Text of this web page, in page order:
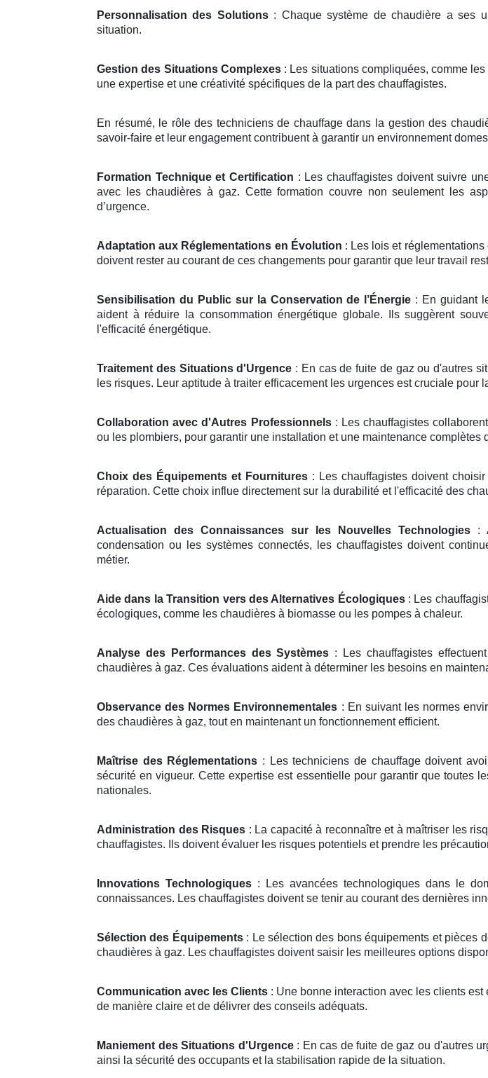
Personnalisation des Solutions: Chaque système de chaudière a ses
situation.
Gestion des Situations Complexes: Les situations compliquées, comme
une expertise et une créativité spécifiques de la part des chauffagistes.
En résumé, le rôle des techniciens de chauffage dans la gestion des
savoir-faire et leur engagement contribuent à garantir un environnement
Formation Technique et Certification : Les chauffagistes doivent suivre
avec les chaudières à gaz. Cette formation couvre non seulement les
d’urgence.
Adaptation aux Réglementations en Évolution : Les lois et
doivent rester au courant de ces changements pour garantir que leur travail
Sensibilisation du Public sur la Conservation de l’Énergie : En guidant
aident à réduire la consommation énergétique globale. Ils suggèrent
l'efficacité énergétique.
Traitement des Situations d'Urgence : En cas de fuite de gaz ou d'autres
les risques. Leur aptitude à traiter efficacement les urgences est cruciale pour
Collaboration avec d'Autres Professionnels: Les chauffagistes
ou les plombiers, pour garantir une installation et une maintenance complètes
Choix des Équipements et Fournitures : Les chauffagistes doivent
réparation. Cette choix influe directement sur la durabilité et l'efficacité des
Actualisation des Connaissances sur les Nouvelles Technologies:
condensation ou les systèmes connectés, les chauffagistes doivent
métier.
Aide dans la Transition vers des Alternatives Écologiques: Les
écologiques, comme les chaudières à biomasse ou les pompes à chaleur.
Analyse des Performances des Systèmes : Les chauffagistes
chaudières à gaz. Ces évaluations aident à déterminer les besoins en
Observance des Normes Environnementales : En suivant les normes
des chaudières à gaz, tout en maintenant un fonctionnement efficient.
Maîtrise des Réglementations : Les techniciens de chauffage doivent
sécurité en vigueur. Cette expertise est essentielle pour garantir que toutes
nationales.
Administration des Risques : La capacité à reconnaître et à maîtriser les
chauffagistes. Ils doivent évaluer les risques potentiels et prendre les
Innovations Technologiques: Les avancées technologiques dans le
connaissances. Les chauffagistes doivent se tenir au courant des dernières
Sélection des Équipements: Le sélection des bons équipements et pièces
chaudières à gaz. Les chauffagistes doivent saisir les meilleures options
Communication avec les Clients : Une bonne interaction avec les clients
de manière claire et de délivrer des conseils adéquats.
Maniement des Situations d'Urgence: En cas de fuite de gaz ou d'autres
ainsi la sécurité des occupants et la stabilisation rapide de la situation.